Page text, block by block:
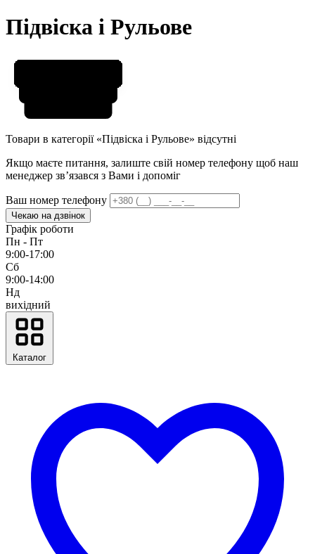
Підвіска і Рульове
Товари в категорії «Підвіска і Рульове» відсутні
Якщо маєте питання, залиште свій номер телефону щоб наш
менеджер звʼязався з Вами і допоміг
Ваш номер телефону
Чекаю на дзвінок
Графік роботи
Пн - Пт
9:00-17:00
Сб
9:00-14:00
Нд
вихідний
Каталог